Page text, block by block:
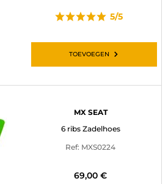
5/5
TOEVOEGEN
MX SEAT
6 ribs Zadelhoes
Ref: MXS0224
69,00 €